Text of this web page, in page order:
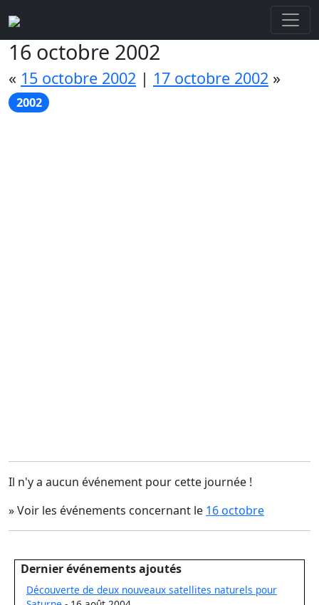
16 octobre 2002
« 15 octobre 2002 | 17 octobre 2002 »
2002
Il n'y a aucun événement pour cette journée !
» Voir les événements concernant le 16 octobre
Dernier événements ajoutés
Découverte de deux nouveaux satellites naturels pour